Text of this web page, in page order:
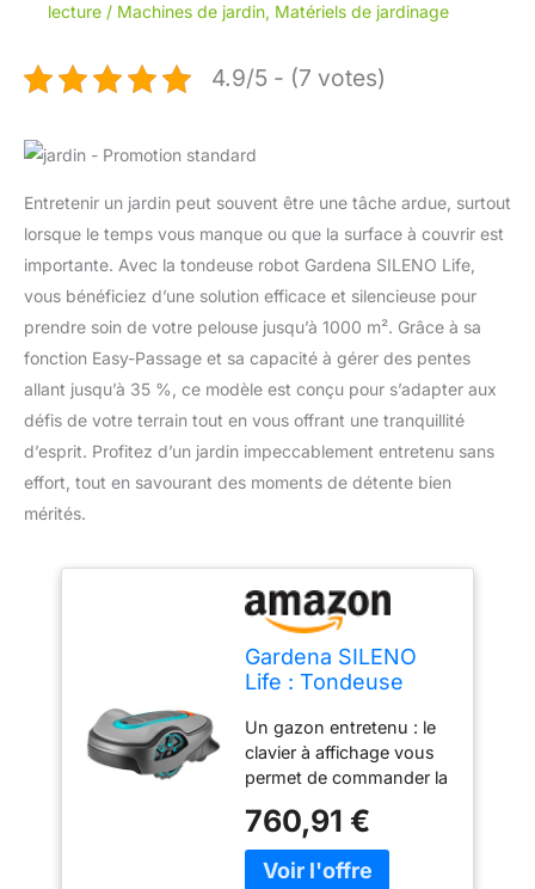
lecture / Machines de jardin, Matériels de jardinage
4.9/5 - (7 votes)
Entretenir un jardin peut souvent être une tâche ardue, surtout
lorsque le temps vous manque ou que la surface à couvrir est
importante. Avec la tondeuse robot Gardena SILENO Life,
vous bénéficiez d’une solution efficace et silencieuse pour
prendre soin de votre pelouse jusqu’à 1000 m². Grâce à sa
fonction Easy-Passage et sa capacité à gérer des pentes
allant jusqu’à 35 %, ce modèle est conçu pour s’adapter aux
défis de votre terrain tout en vous offrant une tranquillité
d’esprit. Profitez d’un jardin impeccablement entretenu sans
effort, tout en savourant des moments de détente bien
mérités.
Gardena SILENO
Life : Tondeuse
de jusqu'à 1000 m²,
Fonction Easy-
Passage, pentes
jusqu'à 35%,
Silencieux, Version
FR/NL (15102-26)
Un gazon entretenu : le
clavier à affichage vous
permet de commander la
confortablement, pour
des surfaces de pelouse
moyennes de jusqu'à
760,91 €